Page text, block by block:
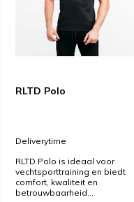
RLTD Polo
Deliverytime
RLTD Polo is ideaal voor
vechtsporttraining en biedt
comfort, kwaliteit en
betrouwbaarheid...